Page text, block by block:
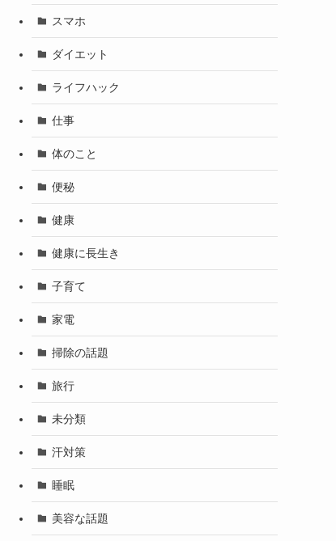
スマホ
ダイエット
ライフハック
仕事
体のこと
便秘
健康
健康に長生き
子育て
家電
掃除の話題
旅行
未分類
汗対策
睡眠
美容な話題